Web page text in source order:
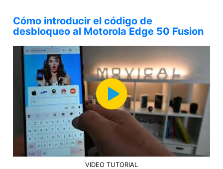
Cómo introducir el código de
desbloqueo al Motorola Edge 50 Fusion
VIDEO TUTORIAL